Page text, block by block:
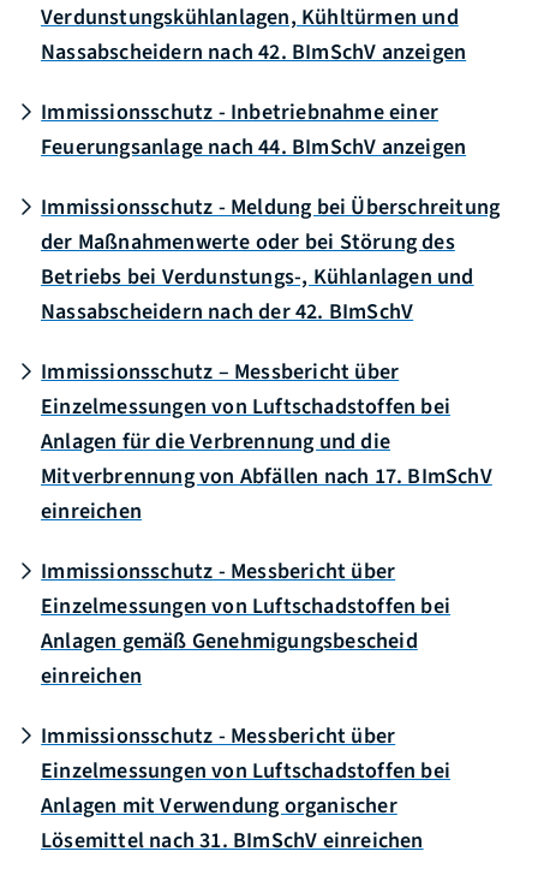
Verdunstungskühlanlagen, Kühltürmen und
Nassabscheidern nach 42. BImSchV anzeigen
Immissionsschutz - Inbetriebnahme einer
Feuerungsanlage nach 44. BImSchV anzeigen
Immissionsschutz - Meldung bei Überschreitung
der Maßnahmenwerte oder bei Störung des
Betriebs bei Verdunstungs-, Kühlanlagen und
Nassabscheidern nach der 42. BImSchV
Immissionsschutz – Messbericht über
Einzelmessungen von Luftschadstoffen bei
Anlagen für die Verbrennung und die
Mitverbrennung von Abfällen nach 17. BImSchV
einreichen
Immissionsschutz - Messbericht über
Einzelmessungen von Luftschadstoffen bei
Anlagen gemäß Genehmigungsbescheid
einreichen
Immissionsschutz - Messbericht über
Einzelmessungen von Luftschadstoffen bei
Anlagen mit Verwendung organischer
Lösemittel nach 31. BImSchV einreichen